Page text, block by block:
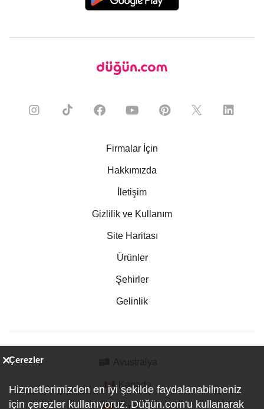
Firmalar İçin
Hakkımızda
İletişim
Gizlilik ve Kullanım
Site Haritası
Ürünler
Şehirler
Gelinlik
Kanada
Almanya
Çerezler
Hizmetlerimizden en iyi şekilde faydalanabilmeniz
için çerezler kullanıyoruz. Düğün.com'u kullanarak